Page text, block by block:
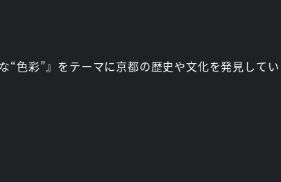
“色彩”』をテーマに京都の歴史や文化を発見して